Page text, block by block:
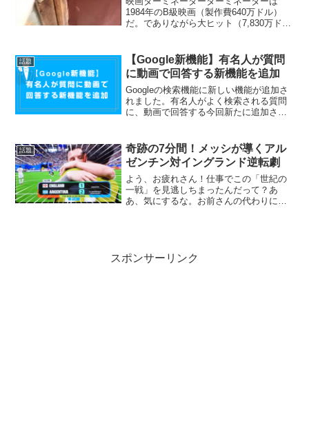
1984年のB級映画（製作費640万ドル）
だ。でありながら大ヒット（7,830万ド
ダ、ダ、ダン」が有名だ。テレビ番組で
も緊迫シーンの演出...
話題
【Google新機能】有名人が質問
に動画で回答する新機能を追加
Googleの検索機能に新しい機能が追加さ
れました。有名人がよく検索される質問
に、動画で回答する今回新たに追加され
がcovid-19に関連した一連のサービスの
一環...
話題
奇跡の7分間！メッシが導くアル
ゼンチン対イングランド逆転劇
よう、お疲れさん！仕事でこの「世紀の
一戦」を見逃しちまったんだって？あ
あ、気にするな。お前さんの代わりに、
スポンサーリンク